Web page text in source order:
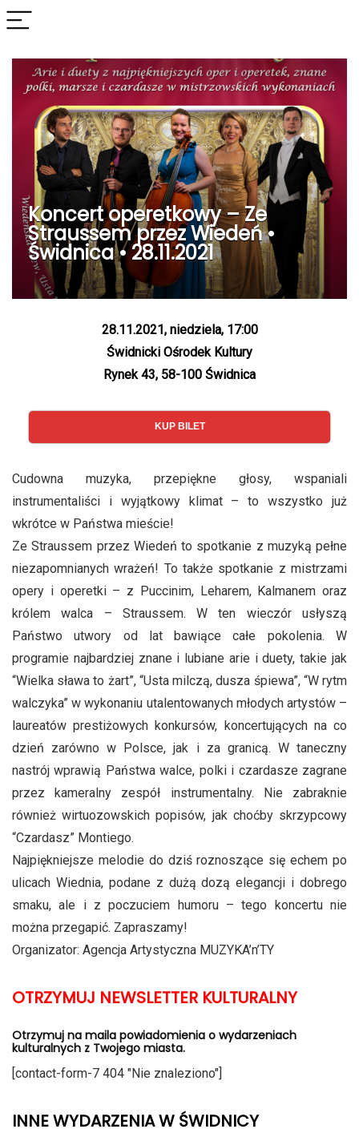
Koncert operetkowy – Ze
Straussem przez Wiedeń •
Świdnica • 28.11.2021
28.11.2021, niedziela, 17:00
Świdnicki Ośrodek Kultury
Rynek 43, 58-100 Świdnica
KUP BILET
Cudowna muzyka, przepiękne głosy, wspaniali
instrumentaliści i wyjątkowy klimat – to wszystko już
wkrótce w Państwa mieście!
Ze Straussem przez Wiedeń to spotkanie z muzyką pełne
niezapomnianych wrażeń! To także spotkanie z mistrzami
opery i operetki – z Puccinim, Leharem, Kalmanem oraz
królem walca – Straussem. W ten wieczór usłyszą
Państwo utwory od lat bawiące całe pokolenia. W
programie najbardziej znane i lubiane arie i duety, takie jak
“Wielka sława to żart”, “Usta milczą, dusza śpiewa”, “W rytm
walczyka” w wykonaniu utalentowanych młodych artystów –
laureatów prestiżowych konkursów, koncertujących na co
dzień zarówno w Polsce, jak i za granicą. W taneczny
nastrój wprawią Państwa walce, polki i czardasze zagrane
przez kameralny zespół instrumentalny. Nie zabraknie
również wirtuozowskich popisów, jak choćby skrzypcowy
“Czardasz” Montiego.
Najpiękniejsze melodie do dziś roznoszące się echem po
ulicach Wiednia, podane z dużą dozą elegancji i dobrego
smaku, ale i z poczuciem humoru – tego koncertu nie
można przegapić. Zapraszamy!
Organizator: Agencja Artystyczna MUZYKA’n’TY
OTRZYMUJ NEWSLETTER KULTURALNY
Otrzymuj na maila powiadomienia o wydarzeniach
kulturalnych z Twojego miasta.
[contact-form-7 404 "Nie znaleziono"]
INNE WYDARZENIA W ŚWIDNICY